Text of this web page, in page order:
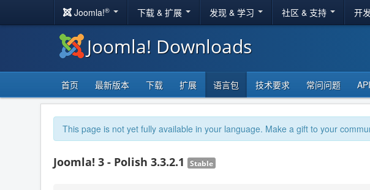
Joomla!® 下载 & 扩展 发现 & 学习 社区 & 支持 开
Joomla! Downloads
首页 最新版本 下载 扩展 语言包 技术要求 常问问题
This page is not yet fully available in your language. Make a gift to your
Joomla! 3 - Polish 3.3.2.1 Stable